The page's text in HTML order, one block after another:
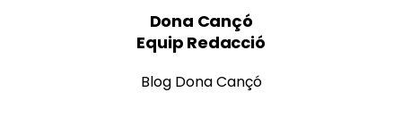
Dona Cançó
Equip Redacció
Blog Dona Cançó